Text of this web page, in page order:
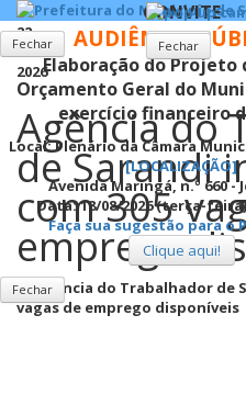
22
Maio
2026
Agência do
de Sarandi
com 305
emprego
Fechar
CONVITE
AUDIÊNCIA
Elaboração do Projeto
Orçamento Geral do
exercício financeiro
Local:Plenário da Câmara
[LOCALIZAÇÃO]
Avenida Maringá, n.º 660 -
Data: 18/08/2026 (terça-
Faça sua sugestão para o
Clique aqui!
Fechar
Fechar
Fechar